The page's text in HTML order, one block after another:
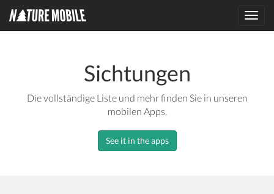
Sichtungen
Die vollständige Liste und mehr finden Sie in unseren
mobilen Apps.
See it in the apps